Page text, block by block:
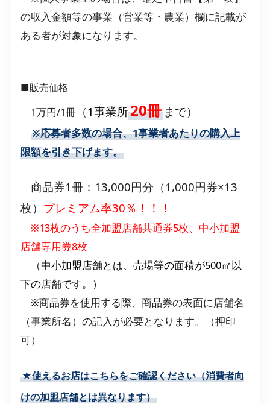
の収入金額等の事業（営業等・農業）欄に記載が
ある者が対象になります。
■販売価格
1万円/1冊 （ 1事業所20冊まで）
※応募者多数の場合、1事業者あたりの購入上
限額を引き下げます。
商品券1冊：13,000円分（1,000円券×13
枚） プレミアム率30％！！！
※13枚のうち全加盟店舗共通券5枚、中小加盟
店舗専用券8枚
（中小加盟店舗とは、売場等の面積が500㎡以
下の店舗です。）
※商品券を使用する際、商品券の表面に店舗名
（事業所名）の記入が必要となります。（押印
可）
★使えるお店はこちらをご確認ください（消費者向
けの加盟店舗とは異なります）